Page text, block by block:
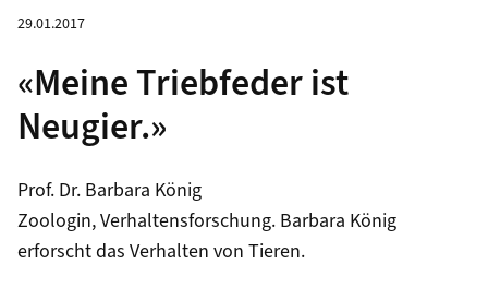
29.01.2017
«Meine Triebfeder ist
Neugier.»
Prof. Dr. Barbara König
Zoologin, Verhaltensforschung. Barbara König
erforscht das Verhalten von Tieren.